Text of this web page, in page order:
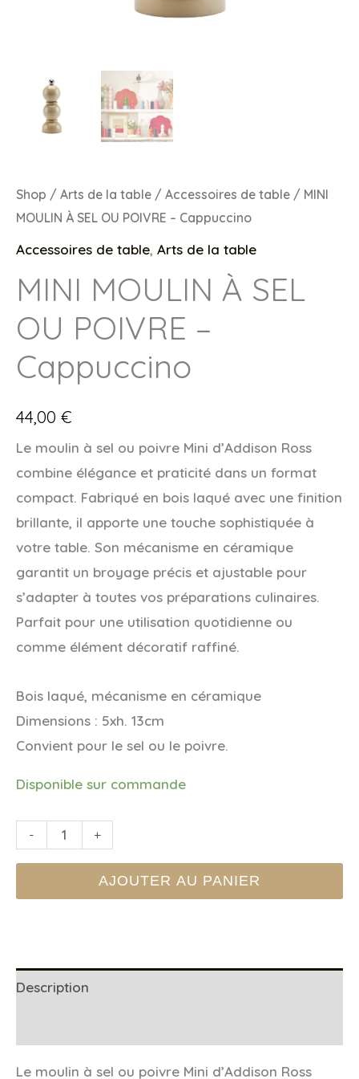
Shop / Arts de la table / Accessoires de table / MINI
MOULIN À SEL OU POIVRE – Cappuccino
Accessoires de table, Arts de la table
MINI MOULIN À SEL
OU POIVRE –
Cappuccino
44,00 €
Le moulin à sel ou poivre Mini d’Addison Ross
combine élégance et praticité dans un format
compact. Fabriqué en bois laqué avec une finition
brillante, il apporte une touche sophistiquée à
votre table. Son mécanisme en céramique
garantit un broyage précis et ajustable pour
s’adapter à toutes vos préparations culinaires.
Parfait pour une utilisation quotidienne ou
comme élément décoratif raffiné.
Bois laqué, mécanisme en céramique
Dimensions : 5xh. 13cm
Convient pour le sel ou le poivre.
Disponible sur commande
-
quantité
OU
+
AJOUTER AU PANIER
Description
Le moulin à sel ou poivre Mini d’Addison Ross